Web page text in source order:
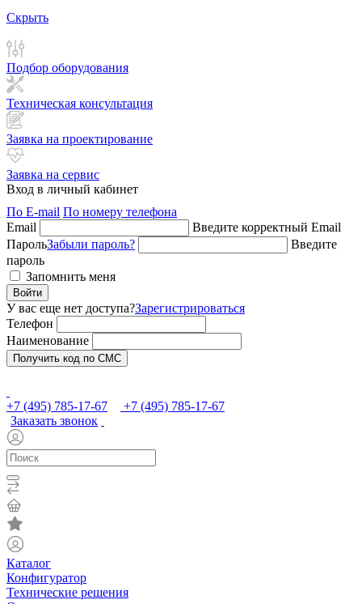
Скрыть
Подбор оборудования
Техническая консультация
Заявка на проектирование
Заявка на сервис
Вход в личный кабинет
По E-mail По номеру телефона
Email
Введите корректный Email
ПарольЗабыли пароль?
Введите
пароль
Запомнить меня
Войти
У вас еще нет доступа?Зарегистрироваться
Телефон
Наименование
Получить код по СМС
+7 (495) 785-17-67
+7 (495) 785-17-67
Заказать звонок
Каталог
Конфигуратор
Технические решения